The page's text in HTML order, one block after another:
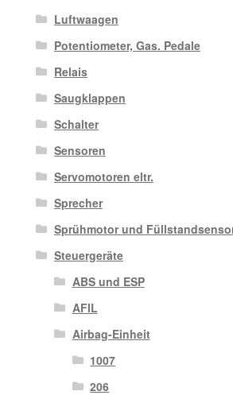
Luftwaagen
Potentiometer, Gas. Pedale
Relais
Saugklappen
Schalter
Sensoren
Servomotoren eltr.
Sprecher
Sprühmotor und
Steuergeräte
ABS und ESP
AFIL
Airbag-Einheit
1007
206